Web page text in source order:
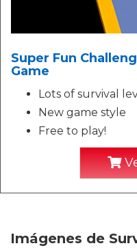
Super Fun
Game
Lots of survival
New game style
Free to play!
Imágenes de